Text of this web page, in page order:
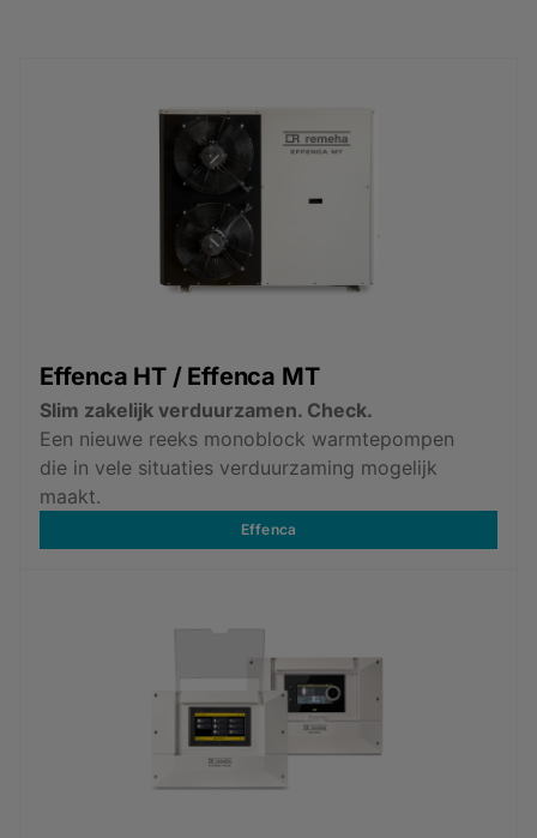
Effenca HT / Effenca MT
Slim zakelijk verduurzamen. Check.
Een nieuwe reeks monoblock warmtepompen
die in vele situaties verduurzaming mogelijk
maakt.
Effenca